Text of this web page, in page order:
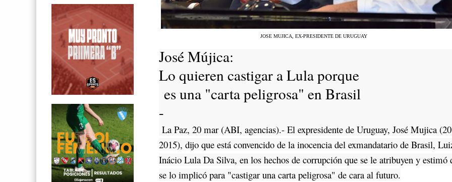
JOSE MUJICA, EX-PRESIDENTE DE URUGUAY
José Mújica:
Lo quieren castigar a Lula porque
es una "carta peligrosa" en Brasil
-
La Paz, 20 mar (ABI, agencias).- El expresidente de Uruguay, José Mujica
2015), dijo que está convencido de la inocencia del exmandatario de Brasil,
Inácio Lula Da Silva, en los hechos de corrupción que se le atribuyen y estimó
se lo implicó para "castigar una carta peligrosa" de cara al futuro.